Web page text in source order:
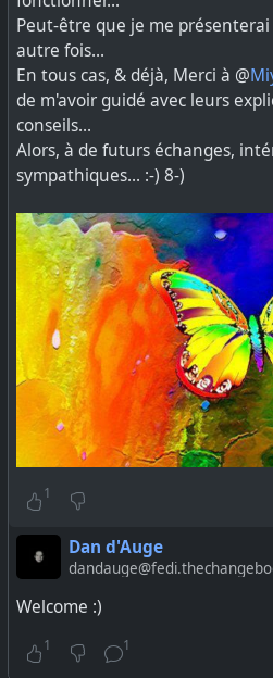
Peut-être que je me
autre fois...
En tous cas, & déjà, Merci à @
de m'avoir guidé avec leurs
conseils...
Alors, à de futurs échanges,
sympathiques... :-) 8-)
1
Dan d'Auge
Welcome :)
1 1